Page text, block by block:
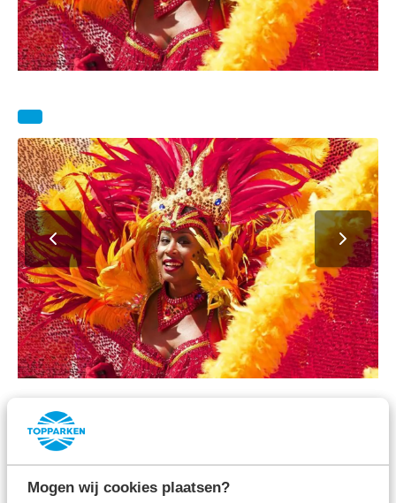
Mogen wij cookies plaatsen?
Evenement
Wat begon als een klein feestje groeide uit tot een
meerdaags evenement vol passie en pracht en